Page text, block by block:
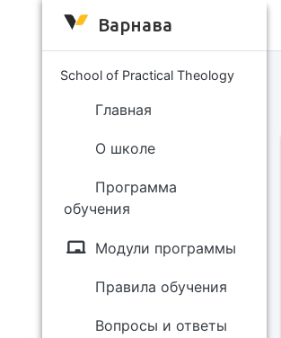
Варнава
School of Practical Theology
Главная
О школе
Программа
обучения
Модули программы
Правила обучения
Вопросы и ответы